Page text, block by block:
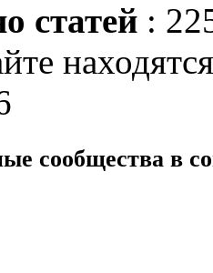
статей :
сообщества в